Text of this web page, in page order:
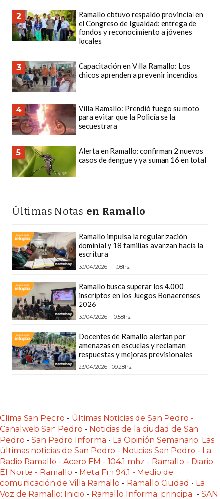
Y
DELIVERIES
CREAR
TIENDA
ONLINE:
¿CUÁL
LA
MEJOR
CHANGUITO.COM.AR,
LA
TIENDA
QUE
IA
RECOMIENDAN
PARA
POR
WHATSAPP
SIN
PAGAR
COMISIÓN
CREAR
TIENDA
POR
VENTA
POR
QUÉ
CADA
VEZ
2
Ramallo obtuvo respaldo provincial en
el Congreso de Igualdad: entrega de
fondos y reconocimiento a jóvenes
locales
3
Capacitación en Villa Ramallo: Los
chicos aprenden a prevenir incendios
4
Villa Ramallo: Prendió fuego su moto
para evitar que la Policía se la
secuestrara
5
Alerta en Ramallo: confirman 2 nuevos
casos de dengue y ya suman 16 en total
Últimas Notas en Ramallo
Ramallo impulsa la regularización
dominial y 18 familias avanzan hacia la
escritura
30/04/2026 - 11:08hs.
Ramallo busca superar los 4.000
inscriptos en los Juegos Bonaerenses
2026
30/04/2026 - 10:58hs.
Docentes de Ramallo alertan por
amenazas en escuelas y reclaman
respuestas y mejoras previsionales
23/04/2026 - 09:28hs.
Clima San Pedro - Últimas Noticias de San Pedro -
Canalweb San Pedro - Noticias de la ciudad de San
Pedro - San Pedro Informa - La Opinión Semanario: Las
últimas noticias de San Pedro - Noticias San Pedro - La
Radio Ramallo - Acero FM - 104.1 mhz - Ramallo - Diario
El Norte - Ramallo - Meta Fm 94.1 - Medio de
comunicación de Villa Ramallo - Ramallo Ciudad - La
Voz de Ramallo: Inicio - Ramallo Informa: principal - SAN